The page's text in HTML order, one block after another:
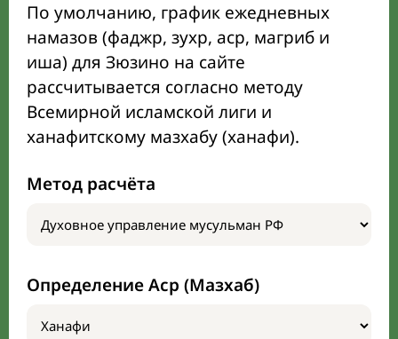
По умолчанию, график ежедневных
намазов (фаджр, зухр, аср, магриб и
иша) для Зюзино на сайте
рассчитывается согласно методу
Всемирной исламской лиги и
ханафитскому мазхабу (ханафи).
Метод расчёта
Определение Аср (Мазхаб)